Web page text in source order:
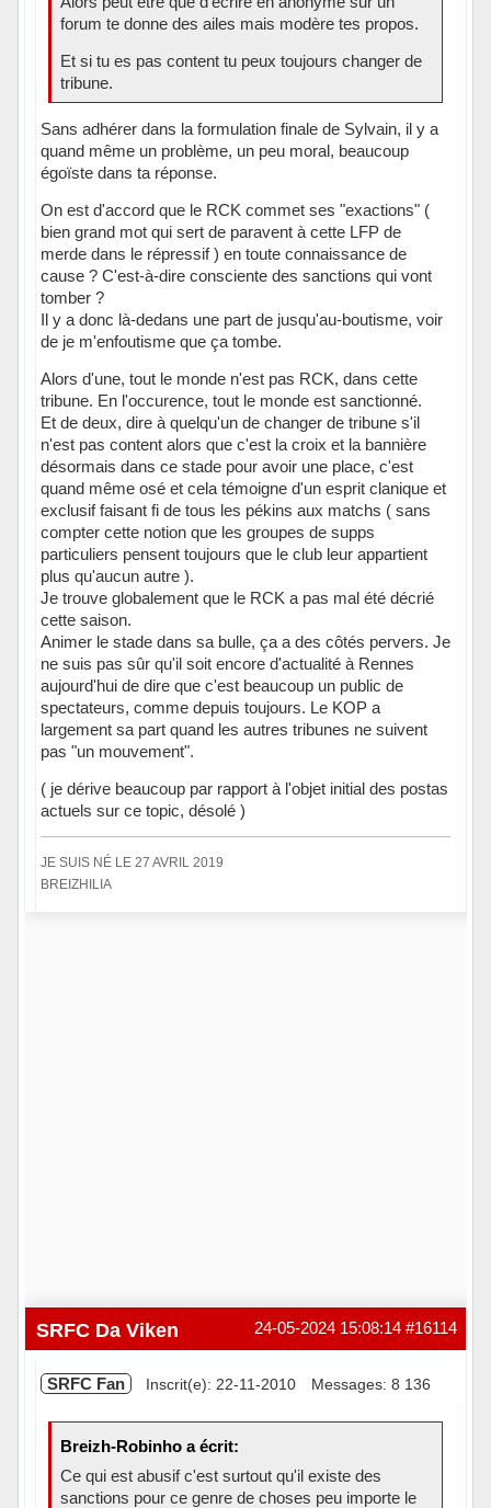
forum te donne des ailes mais modère tes propos.
Et si tu es pas content tu peux toujours changer de
tribune.
Sans adhérer dans la formulation finale de Sylvain, il y a
quand même un problème, un peu moral, beaucoup
égoïste dans ta réponse.
On est d'accord que le RCK commet ses "exactions" (
bien grand mot qui sert de paravent à cette LFP de
merde dans le répressif ) en toute connaissance de
cause ? C'est-à-dire consciente des sanctions qui vont
tomber ?
Il y a donc là-dedans une part de jusqu'au-boutisme, voir
de je m'enfoutisme que ça tombe.
Alors d'une, tout le monde n'est pas RCK, dans cette
tribune. En l'occurence, tout le monde est sanctionné.
Et de deux, dire à quelqu'un de changer de tribune s'il
n'est pas content alors que c'est la croix et la bannière
désormais dans ce stade pour avoir une place, c'est
quand même osé et cela témoigne d'un esprit clanique et
exclusif faisant fi de tous les pékins aux matchs ( sans
compter cette notion que les groupes de supps
particuliers pensent toujours que le club leur appartient
plus qu'aucun autre ).
Je trouve globalement que le RCK a pas mal été décrié
cette saison.
Animer le stade dans sa bulle, ça a des côtés pervers. Je
ne suis pas sûr qu'il soit encore d'actualité à Rennes
aujourd'hui de dire que c'est beaucoup un public de
spectateurs, comme depuis toujours. Le KOP a
largement sa part quand les autres tribunes ne suivent
pas "un mouvement".
( je dérive beaucoup par rapport à l'objet initial des postas
actuels sur ce topic, désolé )
JE SUIS NÉ LE 27 AVRIL 2019
BREIZHILIA
#16114
24-05-2024 15:08:14
SRFC Da Viken
SRFC Fan Inscrit(e): 22-11-2010 Messages: 8 136
Breizh-Robinho a écrit:
Ce qui est abusif c'est surtout qu'il existe des
sanctions pour ce genre de choses peu importe le